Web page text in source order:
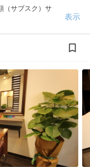
（サブスク）サ
表示